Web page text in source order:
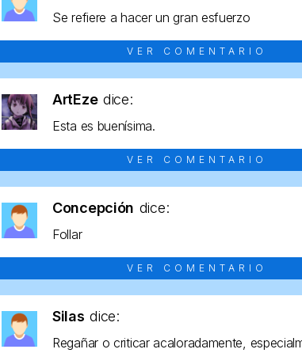
Se refiere a hacer un gran esfuerzo
VER COMENTARIO
ArtEze dice:
Esta es buenísima.
VER COMENTARIO
Concepción dice:
Follar
VER COMENTARIO
Silas dice:
Regañar o criticar acaloradamente,